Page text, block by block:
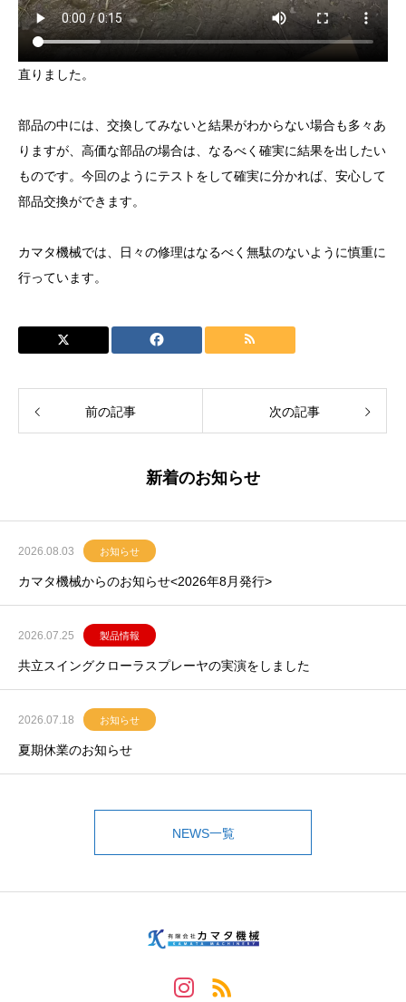
直りました。
部品の中には、交換してみないと結果がわからない場合も多々あ
りますが、高価な部品の場合は、なるべく確実に結果を出したい
ものです。今回のようにテストをして確実に分かれば、安心して
部品交換ができます。
カマタ機械では、日々の修理はなるべく無駄のないように慎重に
行っています。
前の記事 次の記事
新着のお知らせ
2026.08.03 お知らせ
カマタ機械からのお知らせ<2026年8月発行>
2026.07.25 製品情報
共立スイングクローラスプレーヤの実演をしました
2026.07.18 お知らせ
夏期休業のお知らせ
NEWS一覧